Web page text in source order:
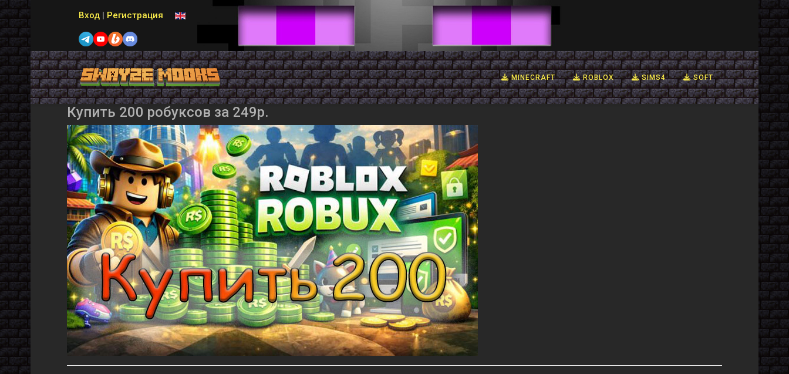
Вход | Регистрация Выберите язык
MINECRAFT ROBLOX SIMS4 SOFT
Купить 200 робуксов за 249р.